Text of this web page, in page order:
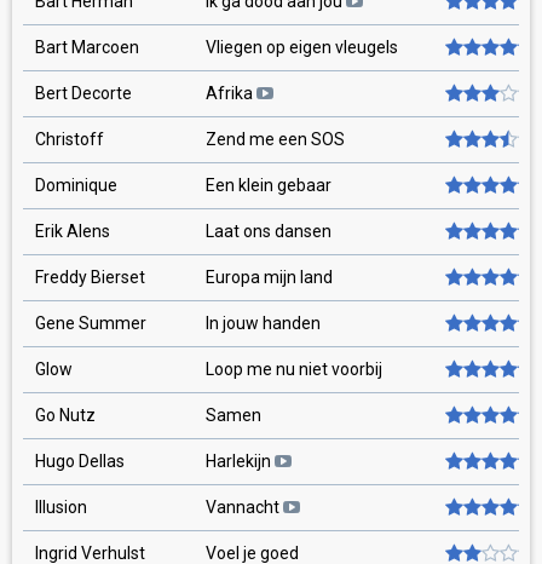
Bart Marcoen Vliegen op eigen vleugels
Bert Decorte Afrika
Christoff Zend me een SOS
Dominique Een klein gebaar
Erik Alens Laat ons dansen
Freddy Bierset Europa mijn land
Gene Summer In jouw handen
Glow Loop me nu niet voorbij
Go Nutz Samen
Hugo Dellas Harlekijn
Illusion Vannacht
Ingrid Verhulst Voel je goed